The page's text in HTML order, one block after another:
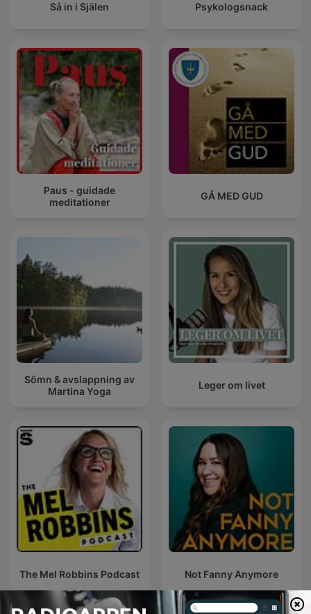
Så in i Själen Psykologsnack
Paus - guidade
meditationer
GÅ MED GUD
Sömn & avslappning av
Martina Yoga
Leger om livet
The Mel Robbins Podcast Not Fanny Anymore